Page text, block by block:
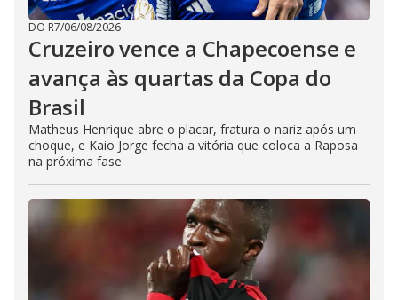
DO R7/06/08/2026
Cruzeiro vence a Chapecoense e
avança às quartas da Copa do
Brasil
Matheus Henrique abre o placar, fratura o nariz após um
choque, e Kaio Jorge fecha a vitória que coloca a Raposa
na próxima fase